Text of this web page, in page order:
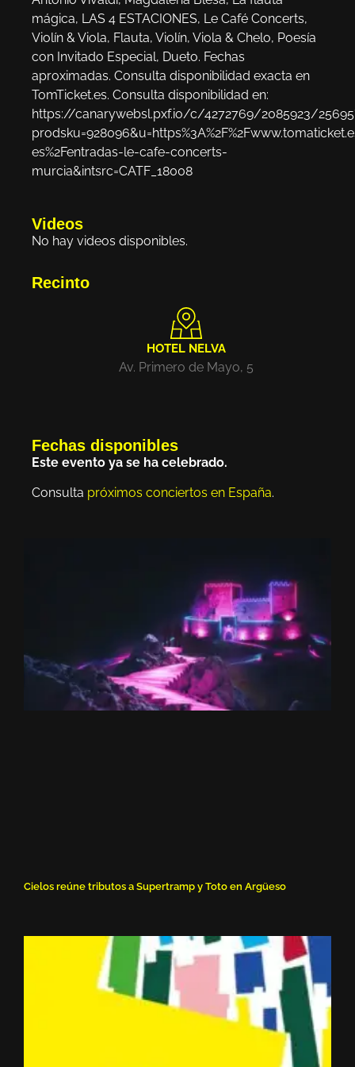
mágica, LAS 4 ESTACIONES, Le Café Concerts,
Violín & Viola, Flauta, Violín, Viola & Chelo, Poesía
con Invitado Especial, Dueto. Fechas
aproximadas. Consulta disponibilidad exacta en
TomTicket.es. Consulta disponibilidad en:
https://canarywebsl.pxf.io/c/4272769/2085923/
es%2Fentradas-le-cafe-concerts-
murcia&intsrc=CATF_18008
Videos
No hay videos disponibles.
Recinto
HOTEL NELVA
Av. Primero de Mayo, 5
Fechas disponibles
Este evento ya se ha celebrado.
Consulta próximos conciertos en España.
Cielos reúne tributos a Supertramp y Toto en Argüeso